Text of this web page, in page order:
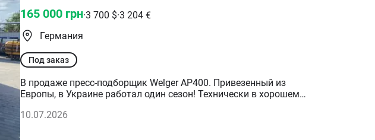
165 000 грн·3 700 $·3 204 €
Германия
Под заказ
В продаже пресс-подборщик Welger AP400. Привезенный из
Европы, в Украине работал один сезон! Технически в хорошем
10.07.2026